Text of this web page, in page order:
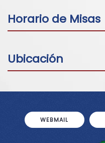
Horario de Misas
Ubicación
WEBMAIL